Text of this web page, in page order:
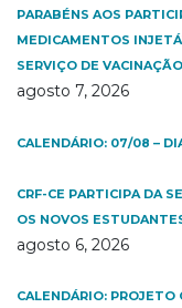
PARABÉNS AOS
MEDICAMENTOS
SERVIÇO DE
agosto 7, 2026
CALENDÁRIO: 07/08 –
CRF-CE PARTICIPA DA
OS NOVOS
agosto 6, 2026
CALENDÁRIO: PROJETO